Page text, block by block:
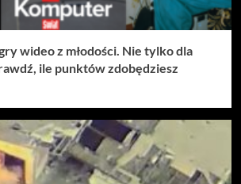
wideo z młodości. Nie tylko dla
ile punktów zdobędziesz